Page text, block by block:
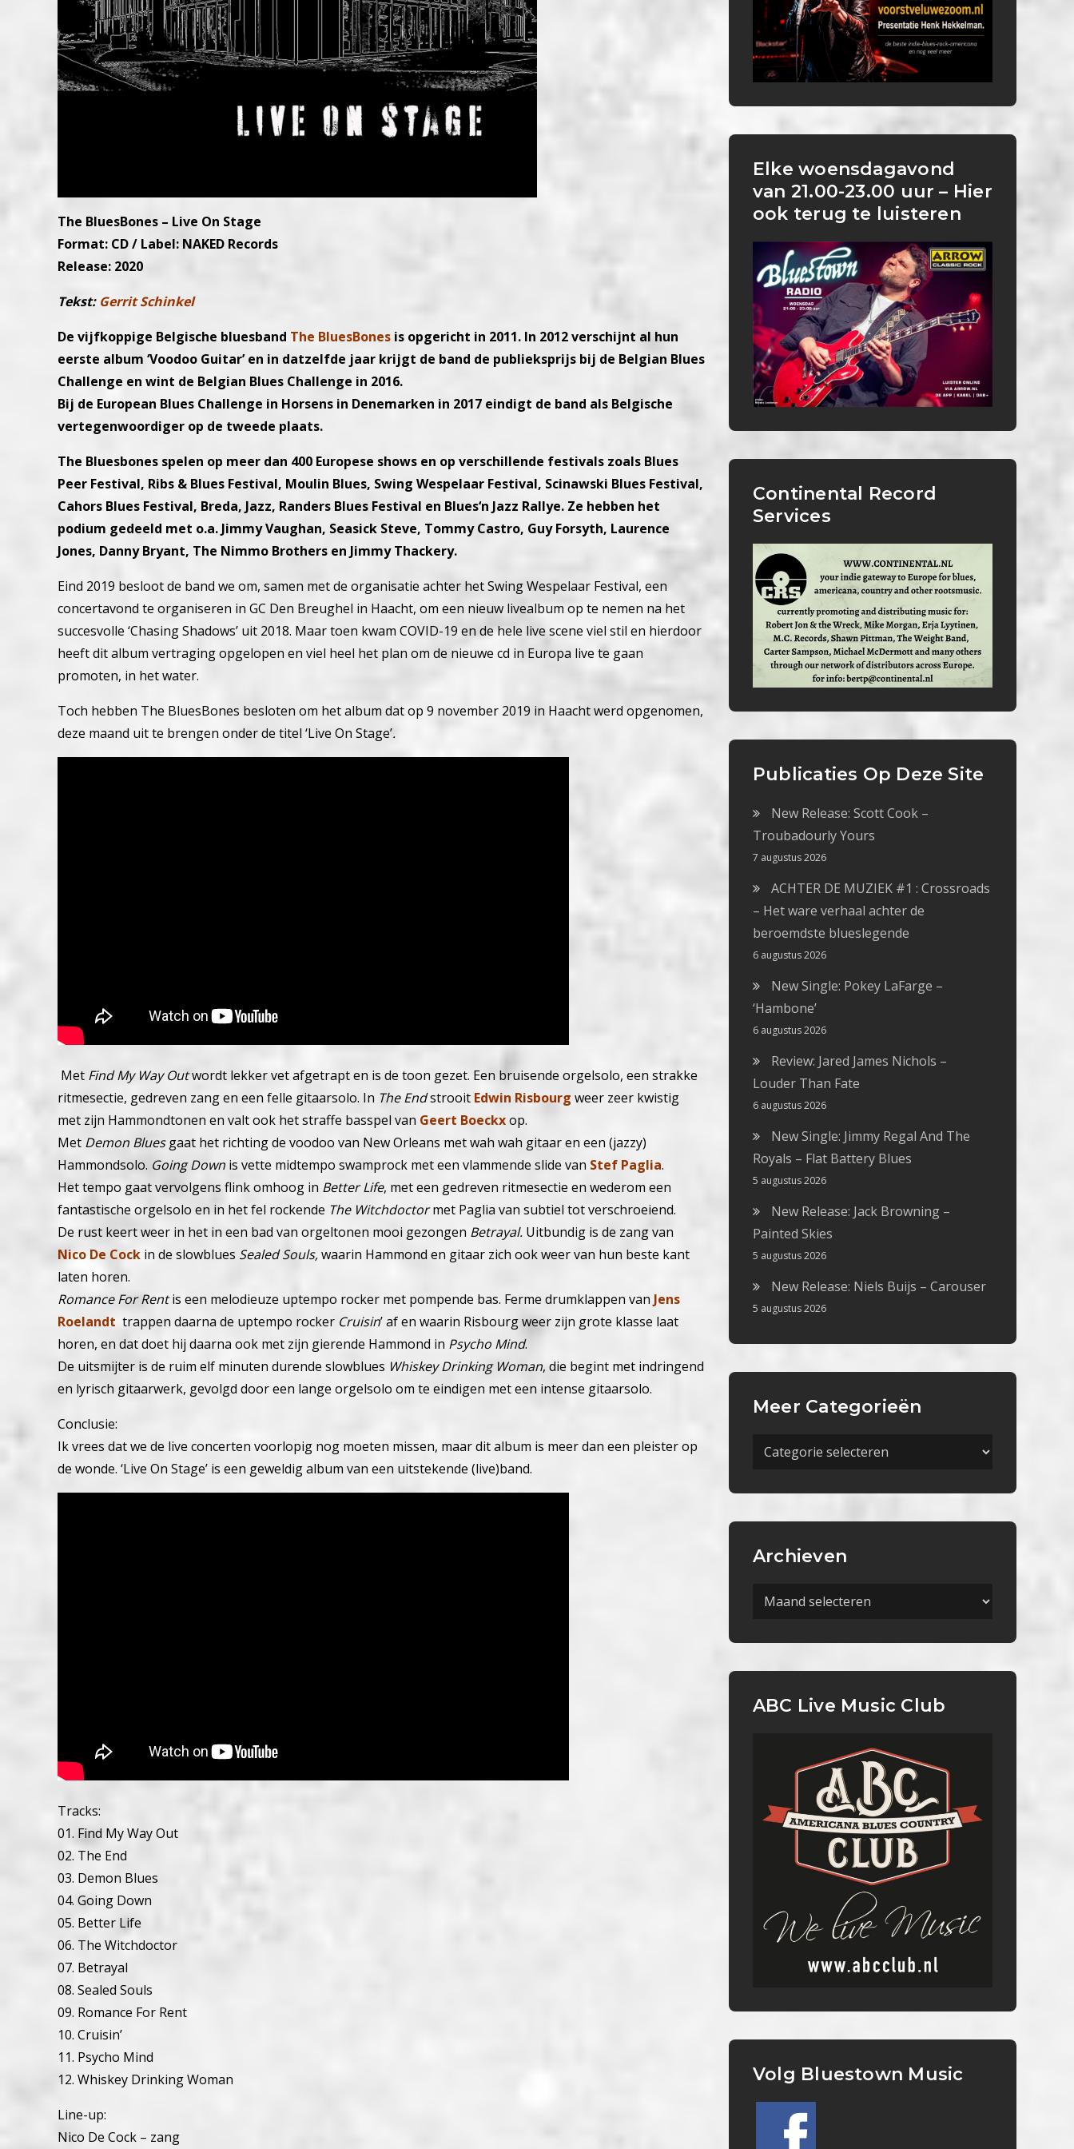
The BluesBones – Live On Stage
Format: CD / Label: NAKED Records
Release: 2020
Tekst: Gerrit Schinkel
De vijfkoppige Belgische bluesband The BluesBones is opgericht in 2011. In 2012 verschijnt al hun
eerste album ‘Voodoo Guitar’ en in datzelfde jaar krijgt de band de publieksprijs bij de Belgian Blues
Challenge en wint de Belgian Blues Challenge in 2016.
Bij de European Blues Challenge in Horsens in Denemarken in 2017 eindigt de band als Belgische
vertegenwoordiger op de tweede plaats.
The Bluesbones spelen op meer dan 400 Europese shows en op verschillende festivals zoals Blues
Peer Festival, Ribs & Blues Festival, Moulin Blues, Swing Wespelaar Festival, Scinawski Blues Festival,
Cahors Blues Festival, Breda, Jazz, Randers Blues Festival en Blues‘n Jazz Rallye. Ze hebben het
podium gedeeld met o.a. Jimmy Vaughan, Seasick Steve, Tommy Castro, Guy Forsyth, Laurence
Jones, Danny Bryant, The Nimmo Brothers en Jimmy Thackery.
Eind 2019 besloot de band we om, samen met de organisatie achter het Swing Wespelaar Festival, een
concertavond te organiseren in GC Den Breughel in Haacht, om een nieuw livealbum op te nemen na het
succesvolle ‘Chasing Shadows’ uit 2018. Maar toen kwam COVID-19 en de hele live scene viel stil en hierdoor
heeft dit album vertraging opgelopen en viel heel het plan om de nieuwe cd in Europa live te gaan
promoten, in het water.
Toch hebben The BluesBones besloten om het album dat op 9 november 2019 in Haacht werd opgenomen,
deze maand uit te brengen onder de titel ‘Live On Stage’.
Met Find My Way Outwordt lekker vet afgetrapt en is de toon gezet. Een bruisende orgelsolo, een strakke
ritmesectie, gedreven zang en een felle gitaarsolo. In The Endstrooit Edwin Risbourg weer zeer kwistig
met zijn Hammondtonen en valt ook het straffe basspel van Geert Boeckxop.
Met Demon Bluesgaat het richting de voodoo van New Orleans met wah wah gitaar en een (jazzy)
Hammondsolo. Going Down is vette midtempo swamprock met een vlammende slide van Stef Paglia.
Het tempo gaat vervolgens flink omhoog in Better Life, met een gedreven ritmesectie en wederom een
fantastische orgelsolo en in het fel rockende The Witchdoctormet Paglia van subtiel tot verschroeiend.
De rust keert weer in het in een bad van orgeltonen mooi gezongen Betrayal. Uitbundig is de zang van
Nico De Cock in de slowblues Sealed Souls,waarin Hammond en gitaar zich ook weer van hun beste kant
laten horen.
Romance For Rentis een melodieuze uptempo rocker met pompende bas. Ferme drumklappen van Jens
Roelandt trappen daarna de uptempo rocker Cruisin’ af en waarin Risbourg weer zijn grote klasse laat
horen, en dat doet hij daarna ook met zijn gierende Hammond in Psycho Mind.
De uitsmijter is de ruim elf minuten durende slowblues Whiskey Drinking Woman, die begint met indringend
en lyrisch gitaarwerk, gevolgd door een lange orgelsolo om te eindigen met een intense gitaarsolo.
Conclusie:
Ik vrees dat we de live concerten voorlopig nog moeten missen, maar dit album is meer dan een pleister op
de wonde. ‘Live On Stage’ is een geweldig album van een uitstekende (live)band.
Tracks:
01. Find My Way Out
02. The End
03. Demon Blues
04. Going Down
05. Better Life
06. The Witchdoctor
07. Betrayal
08. Sealed Souls
09. Romance For Rent
10. Cruisin’
11. Psycho Mind
12. Whiskey Drinking Woman
Line-up:
Nico De Cock – zang
Elke woensdagavond
van 21.00-23.00 uur – Hier
ook terug te luisteren
Continental Record
Services
Publicaties Op Deze Site
New Release: Scott Cook –
Troubadourly Yours
7 augustus 2026
ACHTER DE MUZIEK #1 : Crossroads
– Het ware verhaal achter de
beroemdste blueslegende
6 augustus 2026
New Single: Pokey LaFarge –
‘Hambone’
6 augustus 2026
Review: Jared James Nichols –
Louder Than Fate
6 augustus 2026
New Single: Jimmy Regal And The
Royals – Flat Battery Blues
5 augustus 2026
New Release: Jack Browning –
Painted Skies
5 augustus 2026
New Release: Niels Buijs – Carouser
5 augustus 2026
Meer Categorieën
Meer
Archieven
Archieven
ABC Live Music Club
Volg Bluestown Music